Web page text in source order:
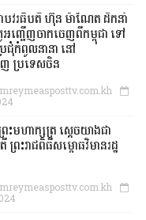
បវរធិបតី ហ៊ុន ម៉ាណែត ដឹកនាំ
ញ្ជើញចាកចេញពីកម្ពុជា ទៅ
ជុំកំពូលនានា នៅ
ប្រទេសចិន
ះមហាក្សត្រ ស្តេចយាងជា
ព្រះរាជពិធីសម្ពោធវិមានរដ្ឋ